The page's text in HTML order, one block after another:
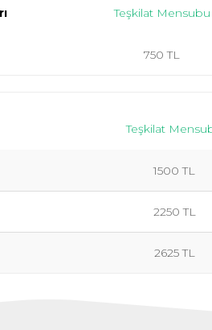
Teşkilat Mensubu
750 TL
Teşkilat
1500 TL
2250 TL
2625 TL